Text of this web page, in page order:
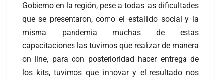
Gobierno en la región, pese a todas las dificultades
que se presentaron, como el estallido social y la
misma pandemia muchas de estas
capacitaciones las tuvimos que realizar de manera
on line, para con posterioridad hacer entrega de
los kits, tuvimos que innovar y el resultado nos